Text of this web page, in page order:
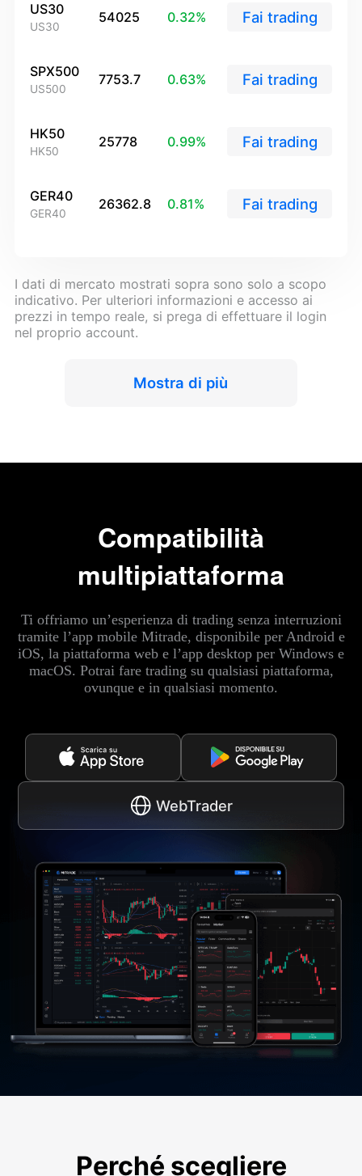
Italiano
Polski
简体中文
繁體中文
Tiếng việt
Bahasa Indonesia
US30
US30
54025 0.32% Fai trading
SPX500
US500
7753.7 0.63% Fai trading
HK50
HK50
25778 0.99% Fai trading
GER40
GER40
26362.8 0.81% Fai trading
I dati di mercato mostrati sopra sono solo a scopo
indicativo. Per ulteriori informazioni e accesso ai
prezzi in tempo reale, si prega di effettuare il login
nel proprio account.
Mostra di più
Compatibilità
multipiattaforma
Ti offriamo un’esperienza di trading senza interruzioni
tramite l’app mobile Mitrade, disponibile per Android e
iOS, la piattaforma web e l’app desktop per Windows e
macOS. Potrai fare trading su qualsiasi piattaforma,
ovunque e in qualsiasi momento.
WebTrader
Perché scegliere